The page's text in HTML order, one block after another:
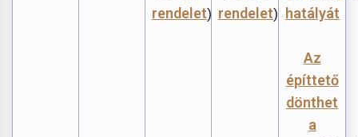
rendelet) rendelet) hatályát
Az
építtető
dönthet
a